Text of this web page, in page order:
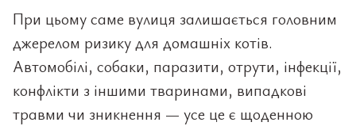
При цьому саме вулиця залишається головним
джерелом ризику для домашніх котів.
Автомобілі, собаки, паразити, отрути, інфекції,
конфлікти з іншими тваринами, випадкові
травми чи зникнення — усе це є щоденною